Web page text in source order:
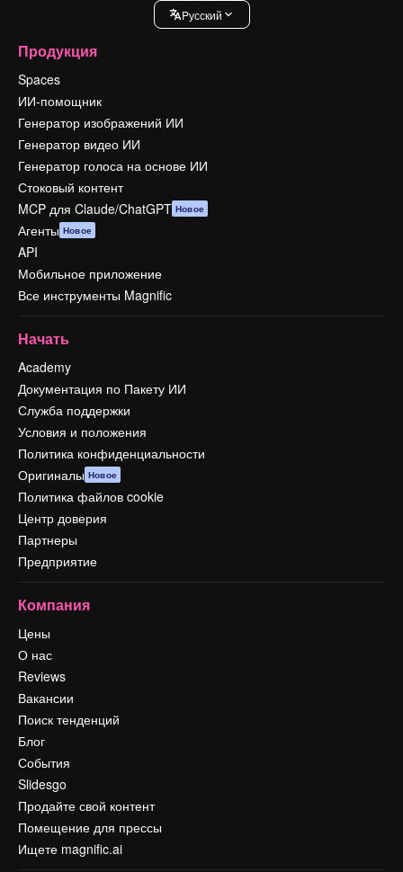
Pусский
Продукция
Spaces
ИИ-помощник
Генератор изображений ИИ
Генератор видео ИИ
Генератор голоса на основе ИИ
Стоковый контент
MCP для Claude/ChatGPT Новое
Агенты Новое
API
Мобильное приложение
Все инструменты Magnific
Начать
Academy
Документация по Пакету ИИ
Служба поддержки
Условия и положения
Политика конфиденциальности
Оригиналы Новое
Политика файлов cookie
Центр доверия
Партнеры
Предприятие
Компания
Цены
О нас
Reviews
Вакансии
Поиск тенденций
Блог
События
Slidesgo
Продайте свой контент
Помещение для прессы
Ищете magnific.ai